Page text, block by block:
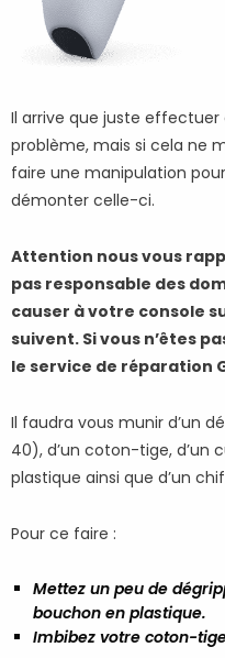
Il arrive que juste
problème, mais si cela ne
faire une manipulation
démonter celle-ci.
Attention nous vous
pas responsable des
causer à votre console
suivent. Si vous n’êtes
le service de réparation
Il faudra vous munir d’un
40), d’un coton-tige, d’un
plastique ainsi que d’un
Pour ce faire :
Mettez un peu de
bouchon en plastique.
Imbibez votre coton-